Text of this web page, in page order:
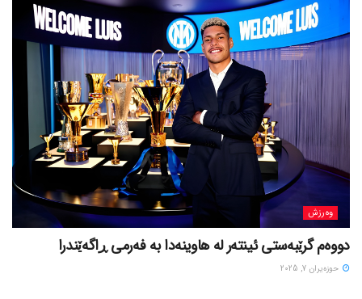
وەرزش
دووەم گرێبەستی ئینتەر لە هاوینەدا بە فەرمی ڕاگەێندرا
حوزه‌یران 7, 2025